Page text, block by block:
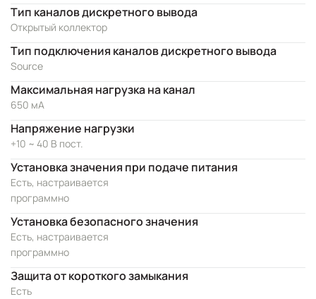
Тип каналов дискретного вывода
Открытый коллектор
Тип подключения каналов дискретного вывода
Source
Максимальная нагрузка на канал
650 мА
Напряжение нагрузки
+10 ~ 40 В пост.
Установка значения при подаче питания
Есть, настраивается
программно
Установка безопасного значения
Есть, настраивается
программно
Защита от короткого замыкания
Есть